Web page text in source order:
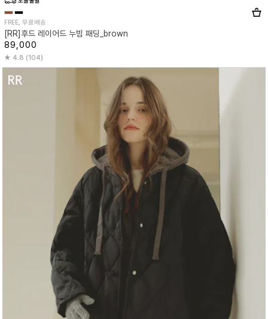
FREE, 무료배송
[RR]후드 레이어드 누빔 패딩_brown
89,000
4.8 (104)